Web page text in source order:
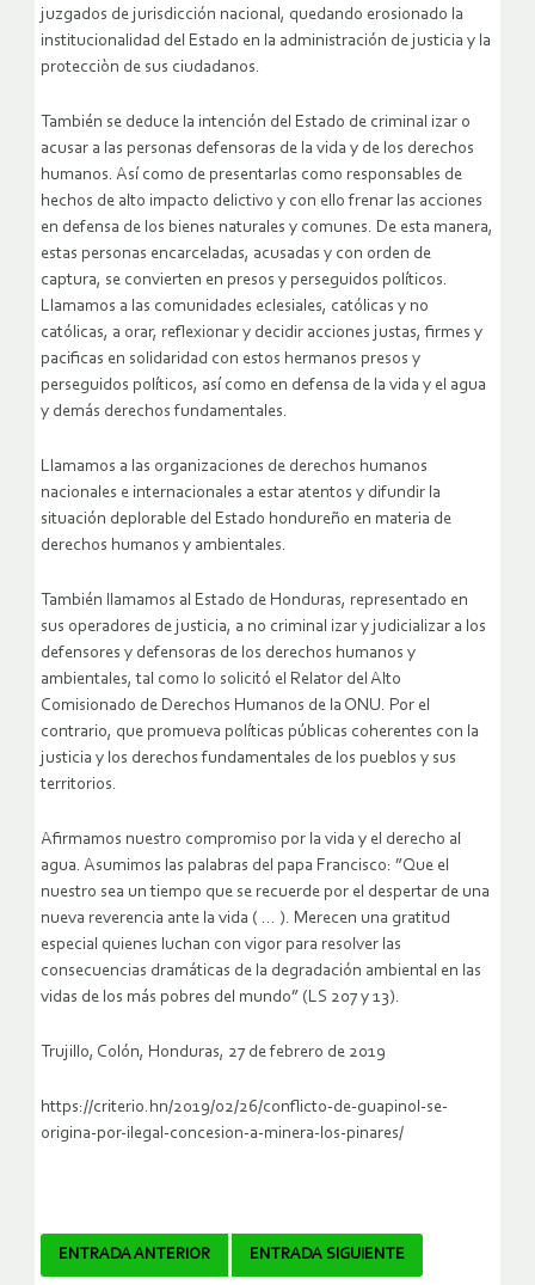
juzgados de jurisdicción nacional, quedando erosionado la
institucionalidad del Estado en la administración de justicia y la
protecciòn de sus ciudadanos.
También se deduce la intención del Estado de criminal izar o
acusar a las personas defensoras de la vida y de los derechos
humanos. Así como de presentarlas como responsables de
hechos de alto impacto delictivo y con ello frenar las acciones
en defensa de los bienes naturales y comunes. De esta manera,
estas personas encarceladas, acusadas y con orden de
captura, se convierten en presos y perseguidos políticos.
Llamamos a las comunidades eclesiales, católicas y no
católicas, a orar, reflexionar y decidir acciones justas, firmes y
pacificas en solidaridad con estos hermanos presos y
perseguidos políticos, así como en defensa de la vida y el agua
y demás derechos fundamentales.
Llamamos a las organizaciones de derechos humanos
nacionales e internacionales a estar atentos y difundir la
situación deplorable del Estado hondureño en materia de
derechos humanos y ambientales.
También llamamos al Estado de Honduras, representado en
sus operadores de justicia, a no criminal izar y judicializar a los
defensores y defensoras de los derechos humanos y
ambientales, tal como lo solicitó el Relator del Alto
Comisionado de Derechos Humanos de la ONU. Por el
contrario, que promueva políticas públicas coherentes con la
justicia y los derechos fundamentales de los pueblos y sus
territorios.
Afirmamos nuestro compromiso por la vida y el derecho al
agua. Asumimos las palabras del papa Francisco: ”Que el
nuestro sea un tiempo que se recuerde por el despertar de una
nueva reverencia ante la vida ( … ). Merecen una gratitud
especial quienes luchan con vigor para resolver las
consecuencias dramáticas de la degradación ambiental en las
vidas de los más pobres del mundo” (LS 207 y 13).
Trujillo, Colón, Honduras, 27 de febrero de 2019
https://criterio.hn/2019/02/26/conflicto-de-guapinol-se-
origina-por-ilegal-concesion-a-minera-los-pinares/
Navegador
ENTRADA ANTERIOR ENTRADA SIGUIENTE